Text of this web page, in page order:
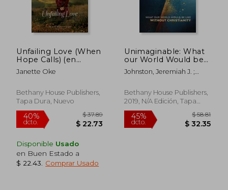
40%
dcto.
40%
dcto.
Unfailing Love (When
Hope Calls) (en
Inglés)
Janette Oke
Bethany House Publishers,
Tapa Dura, Nuevo
Disponible Usado
en Buen Estado a
$ 22.43
Comprar Usado
Unimaginable: What
our World Would be
Like Without
Christianity (en
Johnston, Jeremiah J. ;
Bethany House Publishers,
2019, N/A Edición, Tapa
Blanda, Nuevo